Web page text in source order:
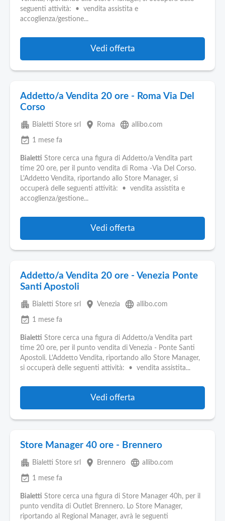
seguenti attività: • vendita assistita e
accoglienza/gestione...
Vedi offerta
Addetto/a Vendita 20 ore - Roma Via Del
Corso
apartment Bialetti Store srl place Roma language allibo.com
event_available 1 mese fa
Bialetti Store cerca una figura di Addetto/a Vendita part
time 20 ore, per il punto vendita di Roma -Via Del Corso.
L'Addetto Vendita, riportando allo Store Manager, si
occuperà delle seguenti attività: • vendita assistita e
accoglienza/gestione...
Vedi offerta
Addetto/a Vendita 20 ore - Venezia Ponte
Santi Apostoli
apartment Bialetti Store srl place Venezia language allibo.com
event_available 1 mese fa
Bialetti Store cerca una figura di Addetto/a Vendita part
time 20 ore, per il punto vendita di Venezia - Ponte Santi
Apostoli. L'Addetto Vendita, riportando allo Store Manager,
si occuperà delle seguenti attività: • vendita assistita...
Vedi offerta
Store Manager 40 ore - Brennero
apartment Bialetti Store srl place Brennero language allibo.com
event_available 1 mese fa
Bialetti Store cerca una figura di Store Manager 40h, per il
punto vendita di Outlet Brennero. Lo Store Manager,
riportando al Regional Manager, avrà le seguenti